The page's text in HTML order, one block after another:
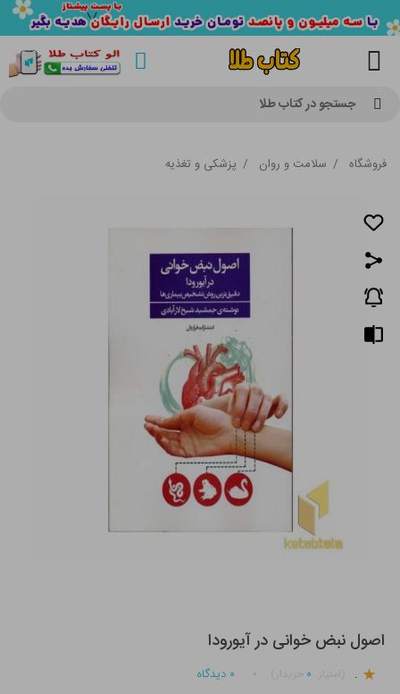
جستجو در کتاب طلا
فروشگاه / سلامت و روان / پزشکی و تغذیه
اصول نبض خوانی در آیورودا
. ۰ ۰ دیدگاه